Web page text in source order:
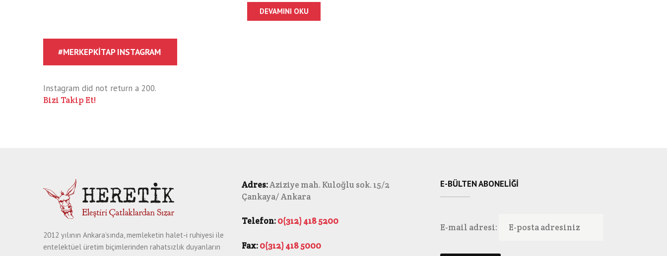
DEVAMINI OKU
#MERKEPKITAP INSTAGRAM
Instagram did not return a 200.
Bizi Takip Et!
2012 yılının Ankara’sında, memleketin halet-i ruhiyesi ile
entelektüel üretim biçimlerinden rahatsızlık duyanların
Adres:Aziziye mah. Kuloğlu sok. 15/2
Çankaya/ Ankara
Telefon:0(312) 418 5200
Fax:0(312) 418 5000
E-BÜLTEN ABONELIĞI
E-mail adresi: